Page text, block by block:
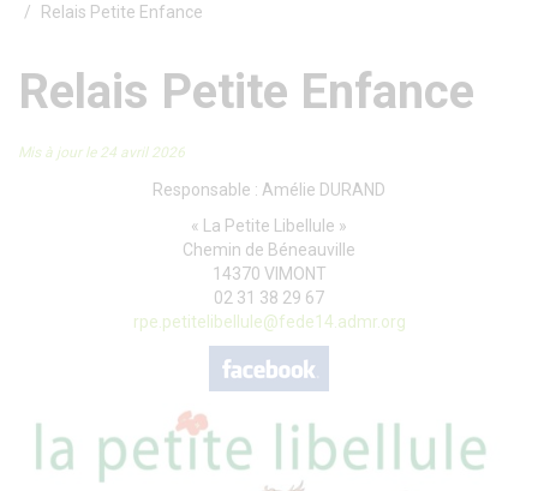
Relais Petite Enfance
Relais Petite Enfance
Mis à jour le 24 avril 2026
Responsable : Amélie DURAND
« La Petite Libellule »
Chemin de Béneauville
14370 VIMONT
02 31 38 29 67
rpe.petitelibellule@fede14.admr.org